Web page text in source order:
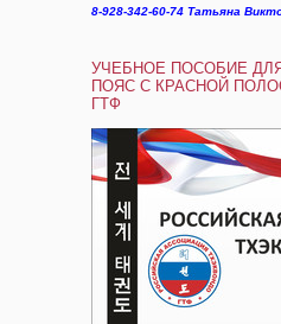
8-928-342-60-74 Татьяна
УЧЕБНОЕ ПОСОБИЕ
ПОЯС С КРАСНОЙ
ГТФ